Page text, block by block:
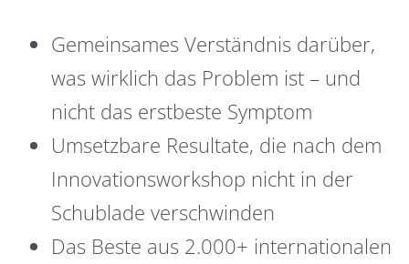
Gemeinsames Verständnis darüber,
was wirklich das Problem ist – und
nicht das erstbeste Symptom
Umsetzbare Resultate, die nach dem
Innovationsworkshop nicht in der
Schublade verschwinden
Das Beste aus 2.000+ internationalen